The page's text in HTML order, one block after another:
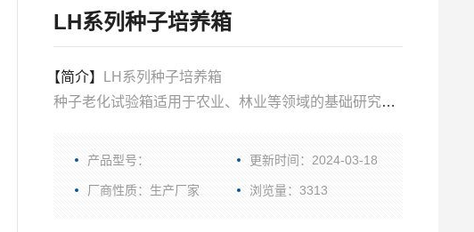
LH系列种子培养箱
【简介】
LH系列种子培养箱
种子老化试验箱适用于农业、林业等领域的基础研究和
微电脑温度湿度控制器，控温控湿精确可靠
产品型号： 更新时间：2024-03-18
厂商性质：生产厂家 浏览量：3313